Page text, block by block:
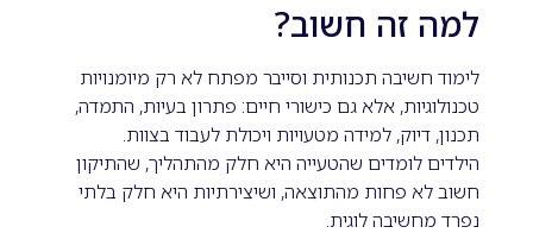
למה זה חשוב?
לימוד חשיבה תכנותית וסייבר מפתח לא רק מיומנויות
טכנולוגיות, אלא גם כישורי חיים: פתרון בעיות, התמדה,
תכנון, דיוק, למידה מטעויות ויכולת לעבוד בצוות.
הילדים לומדים שהטעייה היא חלק מהתהליך, שהתיקון
חשוב לא פחות מהתוצאה, ושיצירתיות היא חלק בלתי
נפרד מחשיבה לוגית.